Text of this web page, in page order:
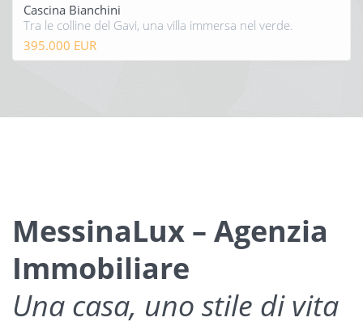
Cascina Bianchini
Tra le colline del Gavi, una villa immersa nel verde.
395.000 EUR
MessinaLux – Agenzia
Immobiliare
Una casa, uno stile di vita